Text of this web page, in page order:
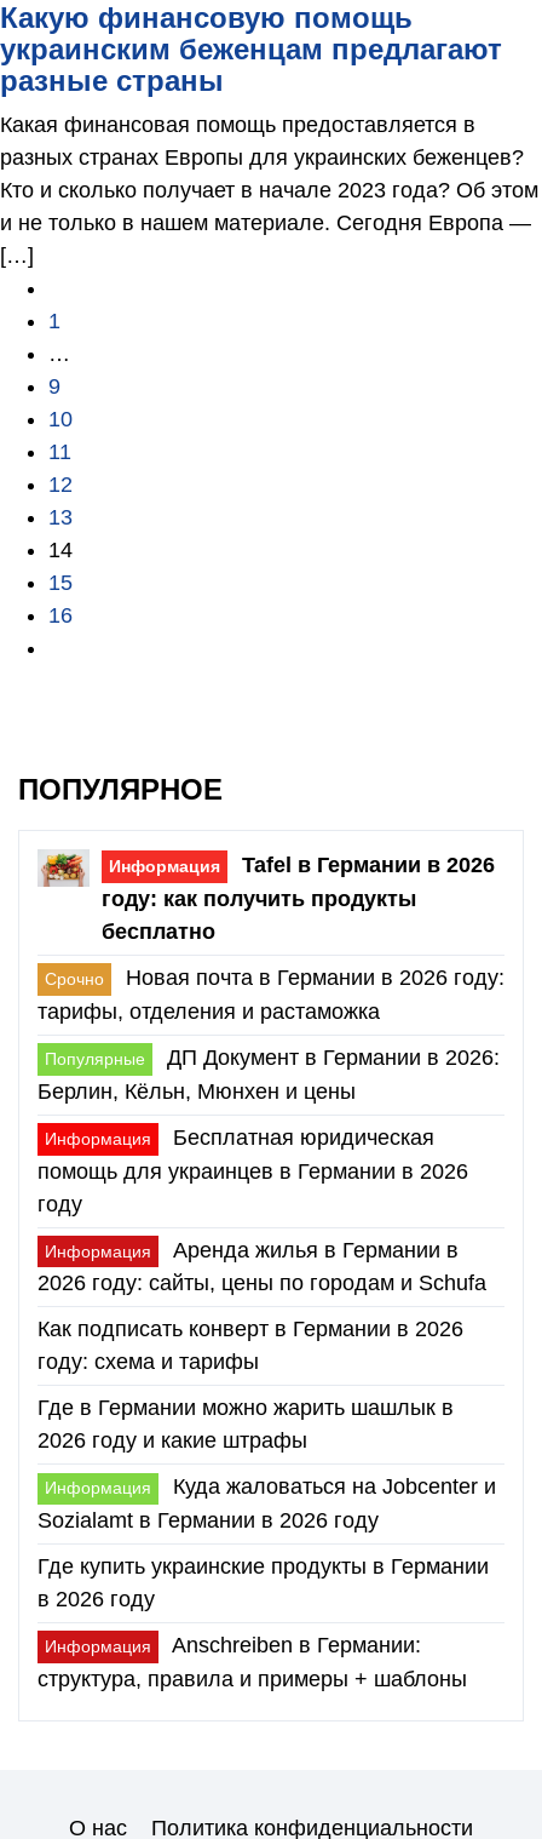
Какую финансовую помощь
украинским беженцам предлагают
разные страны
Какая финансовая помощь предоставляется в
разных странах Европы для украинских беженцев?
Кто и сколько получает в начале 2023 года? Об этом
и не только в нашем материале. Сегодня Европа —
[…]
1
…
9
10
11
12
13
14
15
16
ПОПУЛЯРНОЕ
Информация
Tafel в Германии в 2026
году: как получить продукты
бесплатно
Срочно
Новая почта в Германии в 2026 году:
тарифы, отделения и растаможка
Популярные
ДП Документ в Германии в 2026:
Берлин, Кёльн, Мюнхен и цены
Информация
Бесплатная юридическая
помощь для украинцев в Германии в 2026
году
Информация
Аренда жилья в Германии в
2026 году: сайты, цены по городам и Schufa
Как подписать конверт в Германии в 2026
году: схема и тарифы
Где в Германии можно жарить шашлык в
2026 году и какие штрафы
Информация
Куда жаловаться на Jobcenter и
Sozialamt в Германии в 2026 году
Где купить украинские продукты в Германии
в 2026 году
Информация
Anschreiben в Германии:
структура, правила и примеры + шаблоны
О нас Политика конфиденциальности